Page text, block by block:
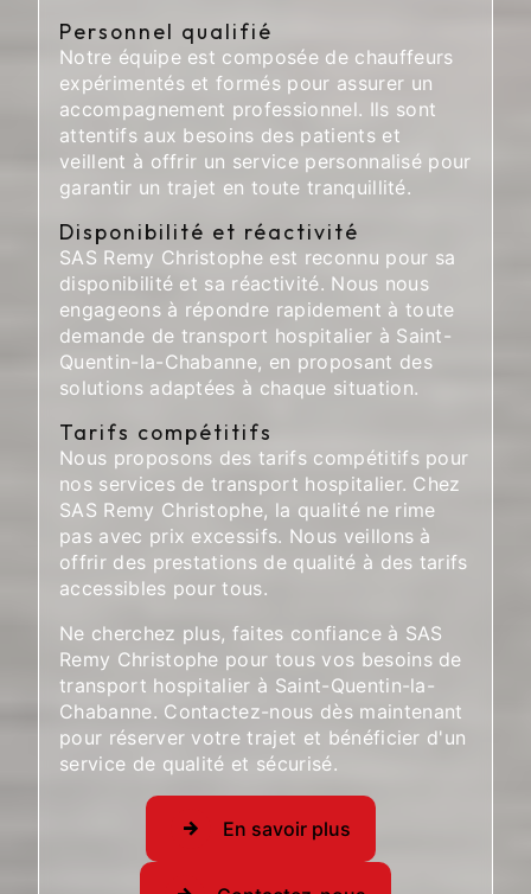
Personnel qualifié
Notre équipe est composée de chauffeurs
expérimentés et formés pour assurer un
accompagnement professionnel. Ils sont
attentifs aux besoins des patients et
veillent à offrir un service personnalisé pour
garantir un trajet en toute tranquillité.
Disponibilité et réactivité
SAS Remy Christophe est reconnu pour sa
disponibilité et sa réactivité. Nous nous
engageons à répondre rapidement à toute
demande de transport hospitalier à Saint-
Quentin-la-Chabanne, en proposant des
solutions adaptées à chaque situation.
Tarifs compétitifs
Nous proposons des tarifs compétitifs pour
nos services de transport hospitalier. Chez
SAS Remy Christophe, la qualité ne rime
pas avec prix excessifs. Nous veillons à
offrir des prestations de qualité à des tarifs
accessibles pour tous.
Ne cherchez plus, faites confiance à SAS
Remy Christophe pour tous vos besoins de
transport hospitalier à Saint-Quentin-la-
Chabanne. Contactez-nous dès maintenant
pour réserver votre trajet et bénéficier d'un
service de qualité et sécurisé.
En savoir plus